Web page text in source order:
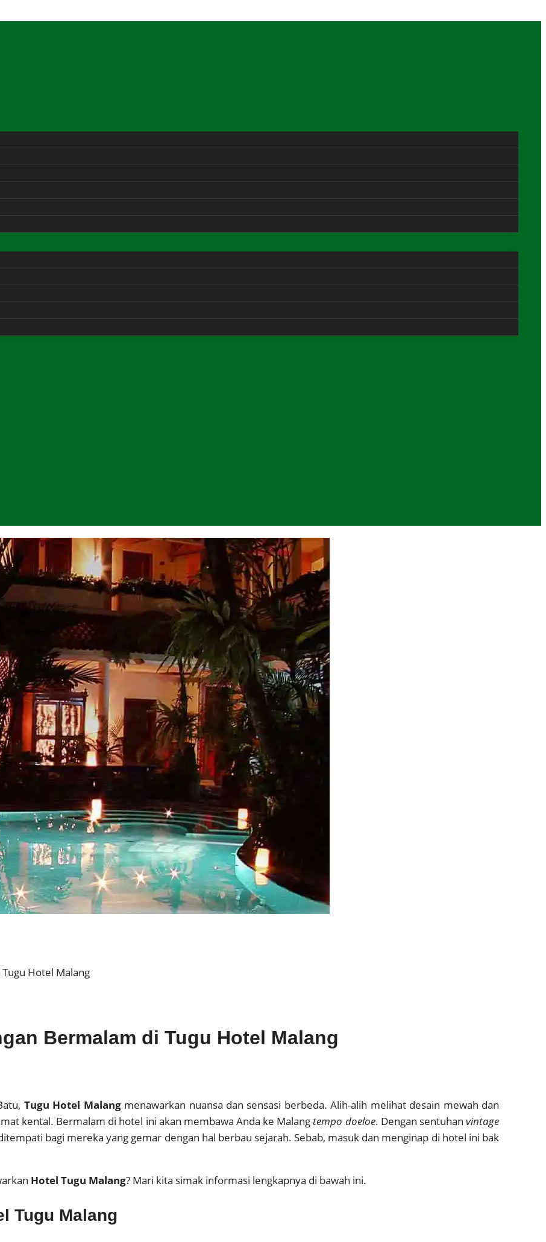
Hotel Malang
Bermalam di Tugu Hotel Malang
Tugu Hotel Malangmenawarkan nuansa dan sensasi berbeda. Alih-alih melihat desain mewah dan
kental. Bermalam di hotel ini akan membawa Anda ke Malangtempo doeloe. Dengan sentuhanvintage
bagi mereka yang gemar dengan hal berbau sejarah. Sebab, masuk dan menginap di hotel ini bak
Hotel Tugu Malang? Mari kita simak informasi lengkapnya di bawah ini.
Tugu Malang